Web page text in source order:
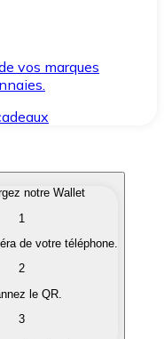
vos marques
vous intéressent
en monnaie
notre Wallet
1
de votre téléphone.
2
le QR.
3